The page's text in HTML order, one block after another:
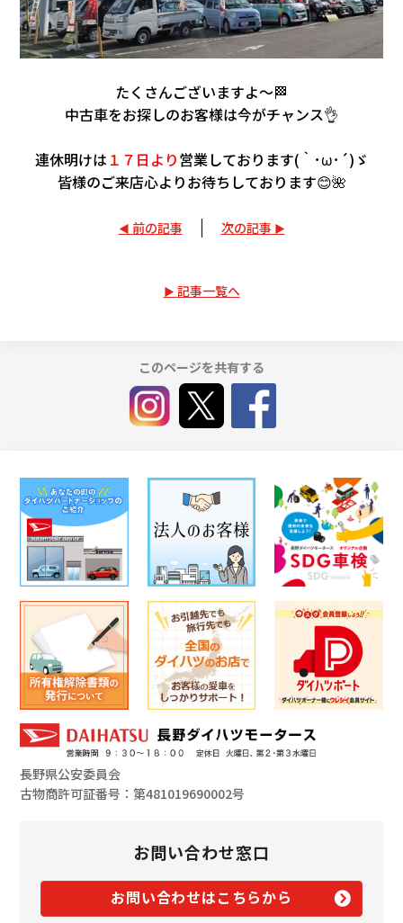
たくさんございますよ～🏁
中古車をお探しのお客様は今がチャンス👌
連休明けは １７日より営業しております(｀･ω･´)ゞ
皆様のご来店心よりお待ちしております😊🌺
前の記事 次の記事
記事一覧へ
このページを共有する
長野県公安委員会
古物商許可証番号：第481019690002号
お問い合わせ窓口
お問い合わせはこちらから